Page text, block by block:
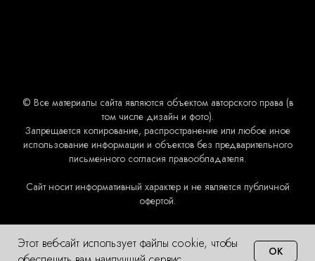
© Все материалы сайта являются объектом авторского права (в
том числе дизайн и фото).
Запрещается копирование, распространение или любое иное
использование информации и объектов без предварительного
письменного согласия правообладателя.
Сайт носит информативный характер и не является публичной
офертой.
Этот веб-сайт использует файлы cookie, чтобы
OK